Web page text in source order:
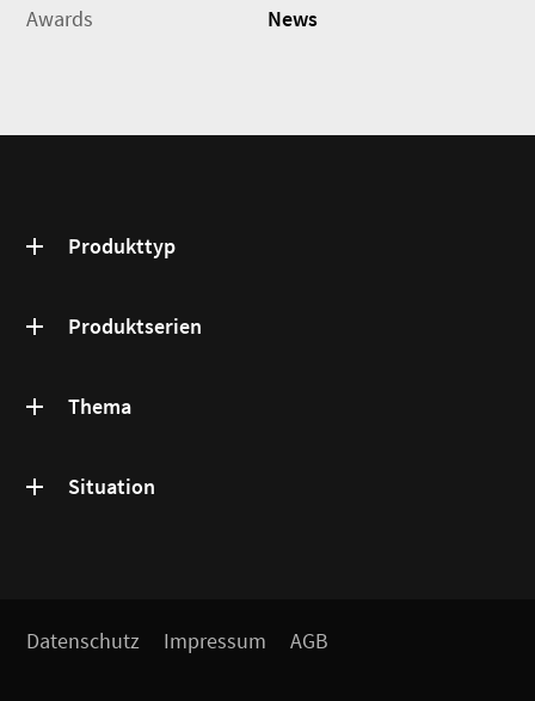
Awards
News
Produkttyp
Produktserien
Thema
Situation
Datenschutz Impressum AGB